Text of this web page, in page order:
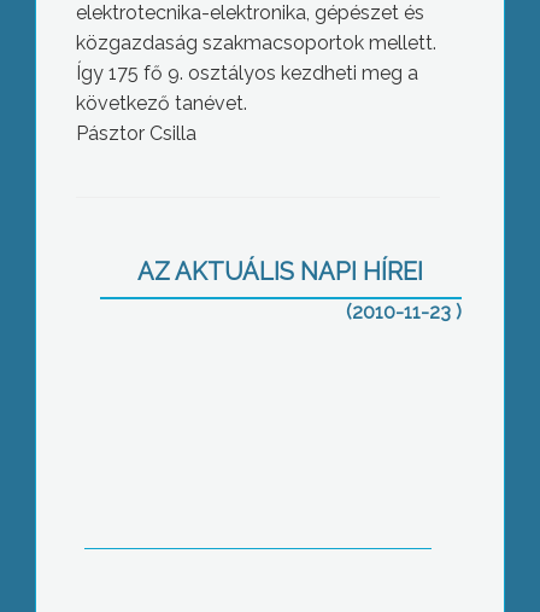
elektrotecnika-elektronika, gépészet és
közgazdaság szakmacsoportok mellett.
Így 175 fő 9. osztályos kezdheti meg a
következő tanévet.
Pásztor Csilla
AZ AKTUÁLIS NAPI HÍREI
(2010-11-23 )
szervezetek a mától hatályos,
bormarketingre vonatkozó miniszteri